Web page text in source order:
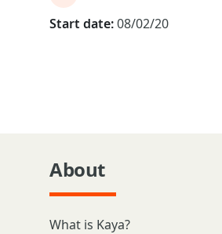
Start date:08/02/20
About
What is Kaya?